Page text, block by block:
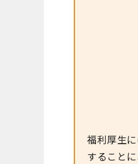
福利厚生
すること